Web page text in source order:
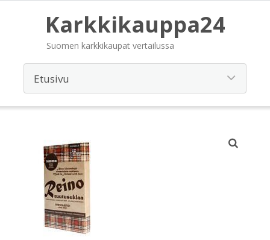
Karkkikauppa24
Suomen karkkikaupat vertailussa